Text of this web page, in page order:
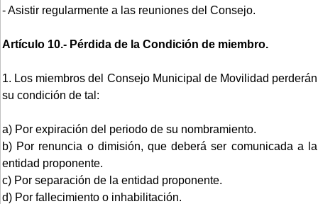
- Asistir regularmente a las reuniones del Consejo.
Artículo 10.- Pérdida de la Condición de miembro.
1. Los miembros del Consejo Municipal de Movilidad perderán
su condición de tal:
a) Por expiración del periodo de su nombramiento.
b) Por renuncia o dimisión, que deberá ser comunicada a la
entidad proponente.
c) Por separación de la entidad proponente.
d) Por fallecimiento o inhabilitación.